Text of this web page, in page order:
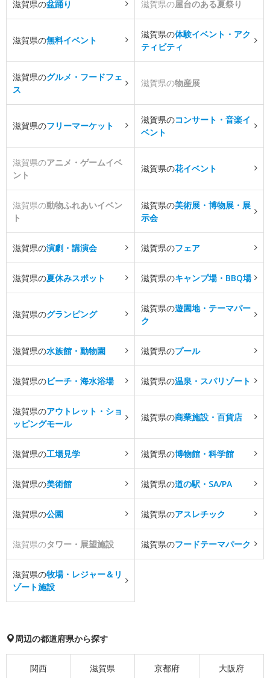
滋賀県の盆踊り 滋賀県の屋台のある夏祭り
滋賀県の無料イベント
滋賀県の体験イベント・アク
ティビティ
滋賀県のグルメ・フードフェ
ス
滋賀県の物産展
滋賀県のフリーマーケット
滋賀県のコンサート・音楽イ
ベント
滋賀県のアニメ・ゲームイベ
ント
滋賀県の花イベント
滋賀県の動物ふれあいイベン
ト
滋賀県の美術展・博物展・展
示会
滋賀県の演劇・講演会 滋賀県のフェア
滋賀県の夏休みスポット 滋賀県のキャンプ場・BBQ場
滋賀県のグランピング
滋賀県の遊園地・テーマパー
ク
滋賀県の水族館・動物園 滋賀県のプール
滋賀県のビーチ・海水浴場 滋賀県の温泉・スパリゾート
滋賀県のアウトレット・ショ
ッピングモール
滋賀県の商業施設・百貨店
滋賀県の工場見学 滋賀県の博物館・科学館
滋賀県の美術館 滋賀県の道の駅・SA/PA
滋賀県の公園 滋賀県のアスレチック
滋賀県のタワー・展望施設 滋賀県のフードテーマパーク
滋賀県の牧場・レジャー＆リ
ゾート施設
周辺の都道府県から探す
関西 滋賀県 京都府 大阪府